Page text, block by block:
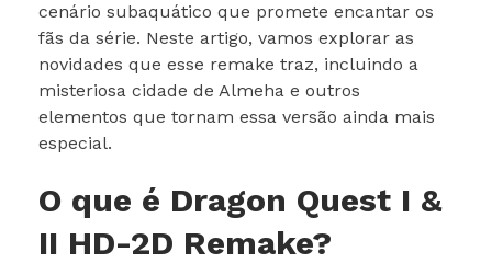
cenário subaquático que promete encantar os
fãs da série. Neste artigo, vamos explorar as
novidades que esse remake traz, incluindo a
misteriosa cidade de Almeha e outros
elementos que tornam essa versão ainda mais
especial.
O que é Dragon Quest I &
II HD-2D Remake?